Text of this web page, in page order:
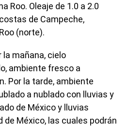
Roo. Oleaje de 1.0 a 2.0
de Campeche,
(norte).
la mañana, cielo
ambiente fresco a
Por la tarde, ambiente
a nublado con lluvias y
de México y lluvias
de México, las cuales podrán